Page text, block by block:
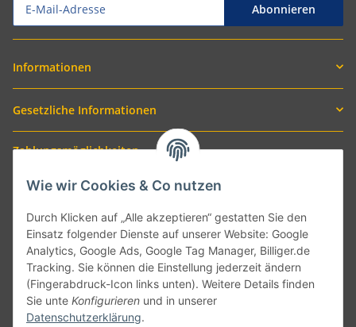
Abonnieren
Informationen
Gesetzliche Informationen
Zahlungsmöglichkeiten
Versand mit
Wie wir Cookies & Co nutzen
Durch Klicken auf „Alle akzeptieren“ gestatten Sie den
Einsatz folgender Dienste auf unserer Website: Google
Analytics, Google Ads, Google Tag Manager, Billiger.de
Tracking. Sie können die Einstellung jederzeit ändern
(Fingerabdruck-Icon links unten). Weitere Details finden
Sie unte Konfigurieren und in unserer
Datenschutzerklärung.